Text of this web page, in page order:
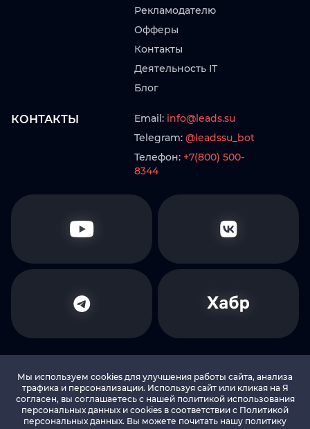
Рекламодателю
Офферы
Контакты
Деятельность IT
Блог
КОНТАКТЫ Email: info@leads.su
Telegram: @leadssu_bot
Телефон: +7(800) 500-
8344
© 2010-2026 LEADS.SU Все права защищены
Мы используем cookies для улучшения работы сайта, анализа
трафика и персонализации. Используя сайт или кликая на Я
согласен, вы соглашаетесь с нашей политикой использования
персональных данных и cookies в соответствии c Политикой
персональных данных. Вы можете почитать нашу политику